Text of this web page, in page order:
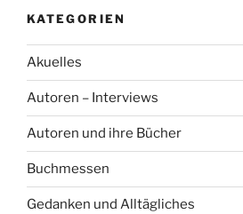
KATEGORIEN
Akuelles
Autoren – Interviews
Autoren und ihre Bücher
Buchmessen
Gedanken und Alltägliches